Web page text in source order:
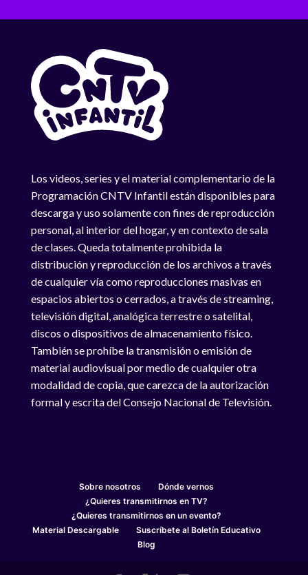
Los videos, series y el material complementario de la
Programación CNTV Infantil están disponibles para
descarga y uso solamente con fines de reproducción
personal, al interior del hogar, y en contexto de sala
de clases. Queda totalmente prohibida la
distribución y reproducción de los archivos a través
de cualquier vía como reproducciones masivas en
espacios abiertos o cerrados, a través de streaming,
televisión digital, analógica terrestre o satelital,
discos o dispositivos de almacenamiento físico.
También se prohíbe la transmisión o emisión de
material audiovisual por medio de cualquier otra
modalidad de copia, que carezca de la autorización
formal y escrita del Consejo Nacional de Televisión.
Sobre nosotros
Dónde vernos
¿Quieres transmitirnos en TV?
¿Quieres transmitirnos en un evento?
Material Descargable
Suscríbete al Boletín Educativo
Blog